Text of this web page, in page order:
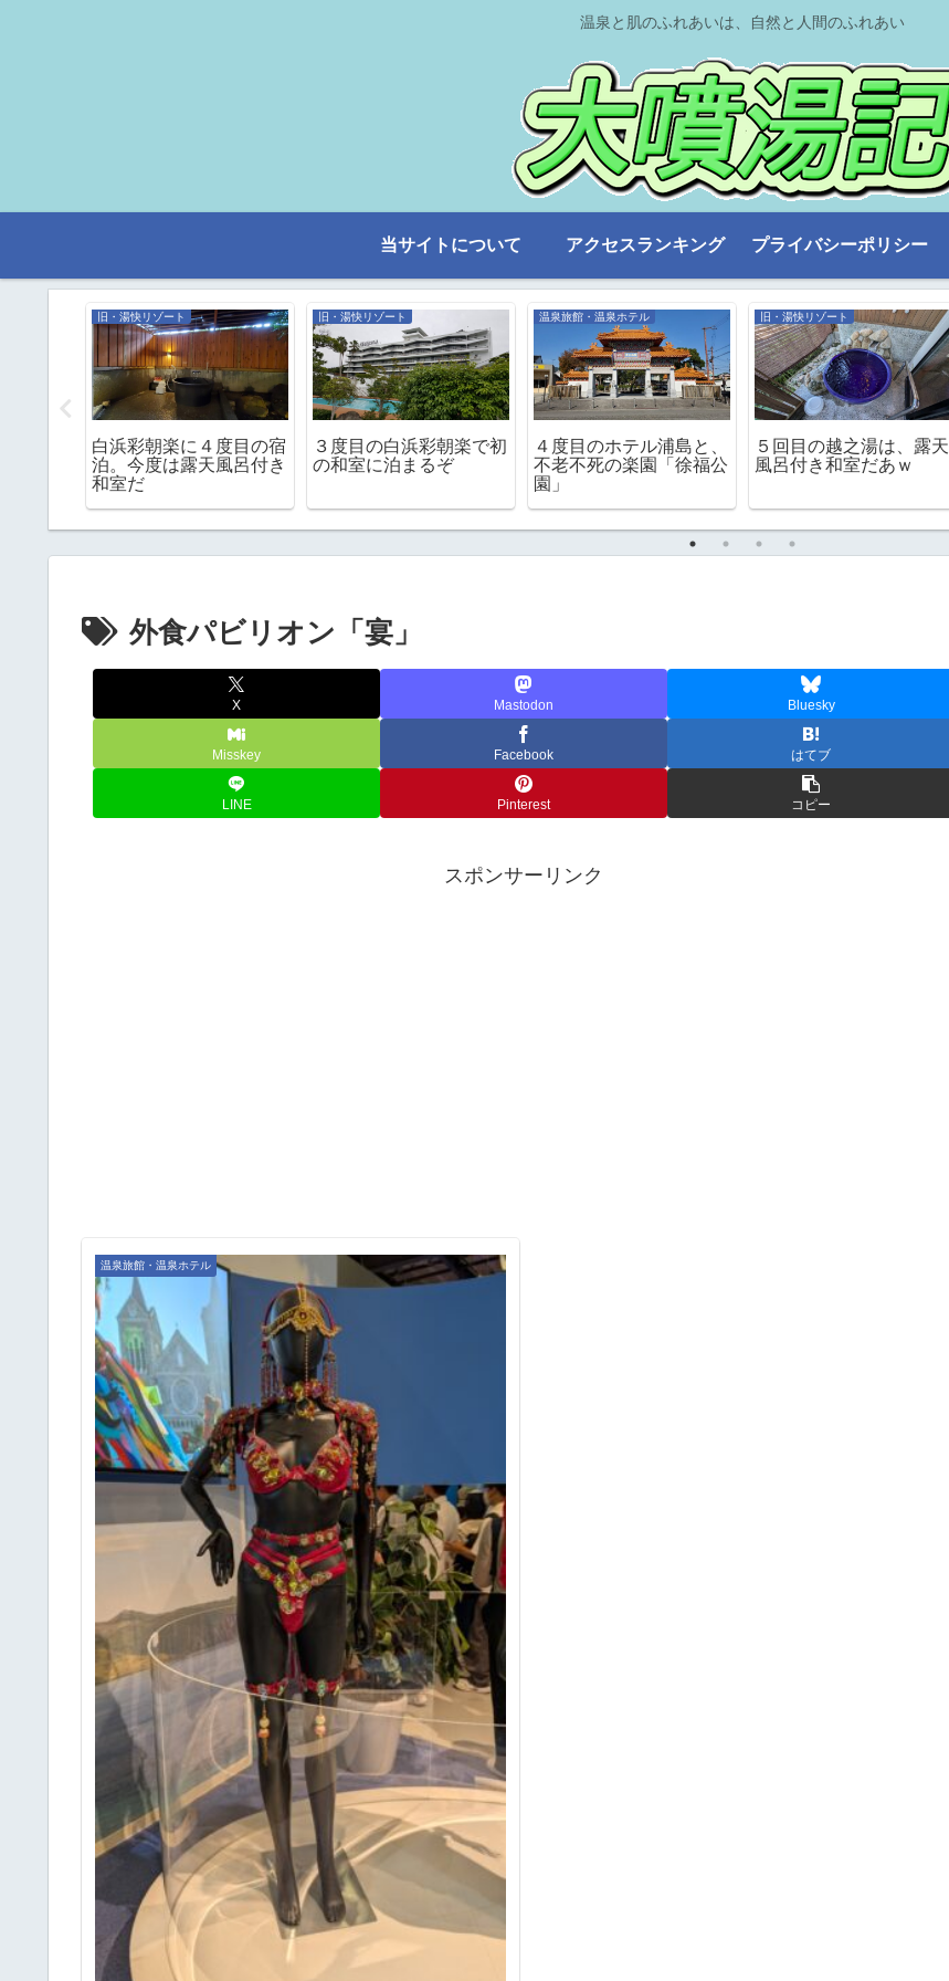
温泉と肌のふれあいは、自然と人間のふれあい
当サイトについて アクセスランキング プライバシーポリシー
旧・湯快リゾート
白浜彩朝楽に４度目の宿
泊。今度は露天風呂付き
和室だ
旧・湯快リゾート
３度目の白浜彩朝楽で初
の和室に泊まるぞ
温泉旅館・温泉ホテル
４度目のホテル浦島と、
不老不死の楽園「徐福公
園」
旧・湯快リゾート
５回目の越之湯は、露天
風呂付き和室だあｗ
外食パビリオン「宴」
X Mastodon Bluesky
Misskey Facebook はてブ
LINE Pinterest コピー
スポンサーリンク
温泉旅館・温泉ホテル